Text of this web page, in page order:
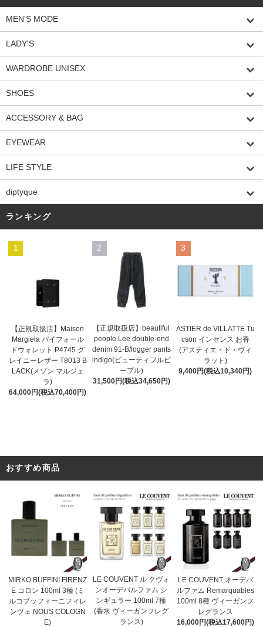
MEN'S MODE
LADY'S
WARDROBE UNISEX
SHOES
ACCESSORY & BAG
EYEWEAR
LIFE STYLE
diptyque
ランキング
1
【正規取扱店】Maison
Margiela バイフォール
ドウォレット P4745 グ
レイニーレザー T8013 B
LACK(メゾン マルジェ
ラ)
64,000円(税込70,400円)
2
【正規取扱店】beautiful
people Lee double-end
denim 91-B/logger pants
indigo(ビューティフルピ
ープル)
31,500円(税込34,650円)
3
ASTIER de VILLATTE Tu
cson インセンス お香
(アスティエ・ド・ヴィ
ラット)
9,400円(税込10,340円)
おすすめ商品
MIRKO BUFFINI FIRENZ
E コロン 100ml 3種 (ミ
ルコブッフィーニフィレ
ンツェ NOUS COLOGN
E)
LE COUVENT ル クヴォ
ンオーデパルファム シ
ンギュラー 100ml 7種
(香水 ヴィーガンフレグ
ランス)
LE COUVENT オーデパ
ルファム Remarquables
100ml 8種 ヴィーガンフ
レグランス
16,000円(税込17,600円)